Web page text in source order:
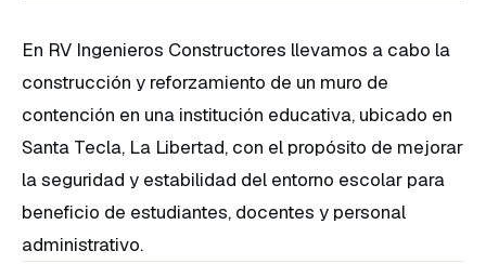
En RV Ingenieros Constructores llevamos a cabo la
construcción y reforzamiento de un muro de
contención en una institución educativa, ubicado en
Santa Tecla, La Libertad, con el propósito de mejorar
la seguridad y estabilidad del entorno escolar para
beneficio de estudiantes, docentes y personal
administrativo.